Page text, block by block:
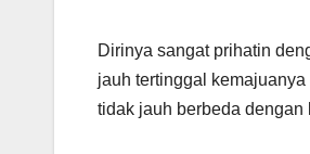
Dirinya sangat prihatin
jauh tertinggal
tidak jauh berbeda dengan